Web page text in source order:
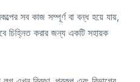
সব কাজ সম্পূর্ণ বা বন্ধ হয়ে যায়,
চিহ্নিত করার জন্য একটি সহায়ক